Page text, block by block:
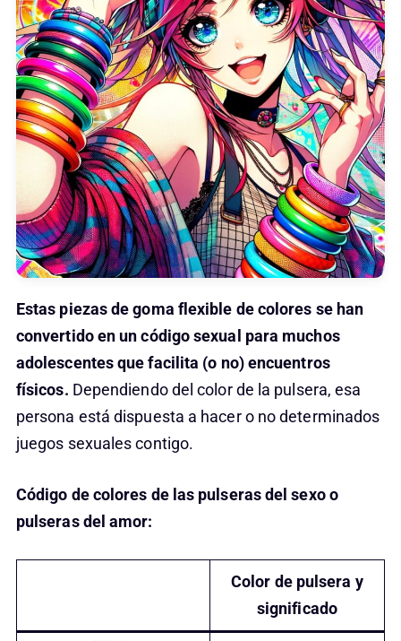
Estas piezas de goma flexible de colores se han
convertido en un código sexual para muchos
adolescentes que facilita (o no) encuentros
físicos. Dependiendo del color de la pulsera, esa
persona está dispuesta a hacer o no determinados
juegos sexuales contigo.
Código de colores de las pulseras del sexo o
pulseras del amor:
Color de pulsera y
significado